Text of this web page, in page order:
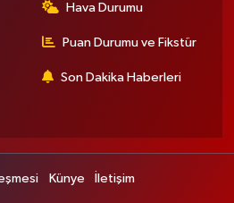
Hava Durumu
Puan Durumu ve Fikstür
Son Dakika Haberleri
Künye İletişim